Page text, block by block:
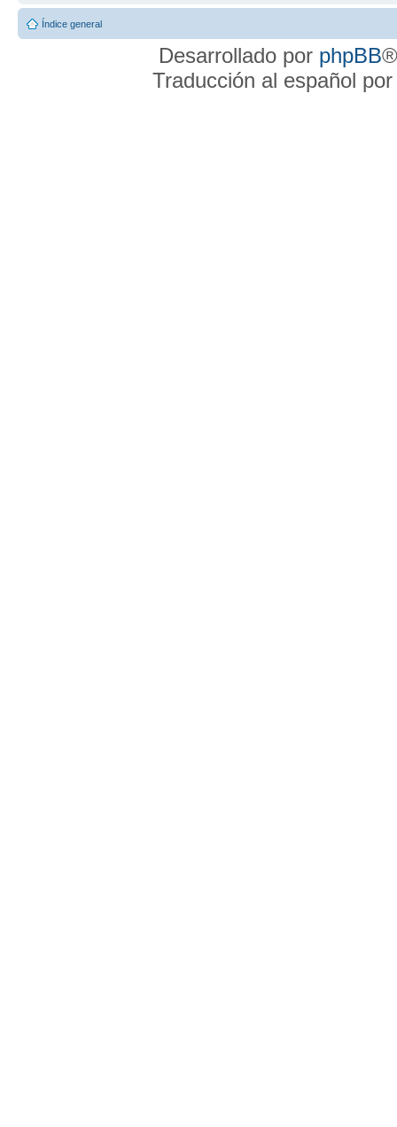
Índice general
Desarrollado por phpBB
Traducción al español